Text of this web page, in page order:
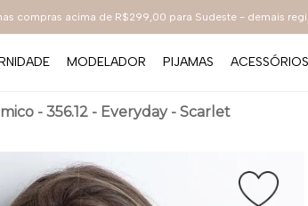
compras acima de R$299,00 para Sudeste - demais
MODELADOR PIJAMAS ACESSÓRIOS
- 356.12 - Everyday - Scarlet
everyday
º arco